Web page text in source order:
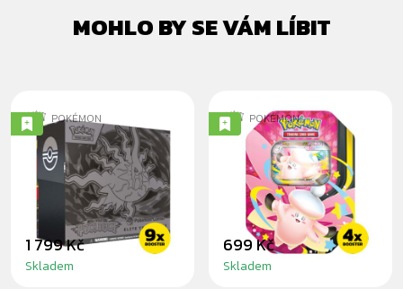
MOHLO BY SE VÁM LÍBIT
POKÉMON
POKÉMON: PITCH
BLACK - ELITE
TRAINER BOX
1 799 Kč
Skladem
POKÉMON
POKÉMON: MEGA
CLEFABLE
MOONLIT TIN
699 Kč
Skladem